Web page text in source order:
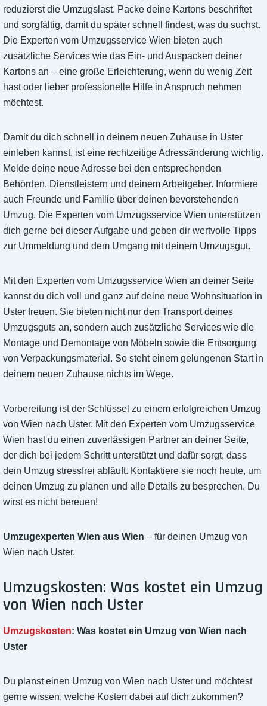
reduzierst die Umzugslast. Packe deine Kartons beschriftet
und sorgfältig, damit du später schnell findest, was du suchst.
Die Experten vom Umzugsservice Wien bieten auch
zusätzliche Services wie das Ein- und Auspacken deiner
Kartons an – eine große Erleichterung, wenn du wenig Zeit
hast oder lieber professionelle Hilfe in Anspruch nehmen
möchtest.
Damit du dich schnell in deinem neuen Zuhause in Uster
einleben kannst, ist eine rechtzeitige Adressänderung wichtig.
Melde deine neue Adresse bei den entsprechenden
Behörden, Dienstleistern und deinem Arbeitgeber. Informiere
auch Freunde und Familie über deinen bevorstehenden
Umzug. Die Experten vom Umzugsservice Wien unterstützen
dich gerne bei dieser Aufgabe und geben dir wertvolle Tipps
zur Ummeldung und dem Umgang mit deinem Umzugsgut.
Mit den Experten vom Umzugsservice Wien an deiner Seite
kannst du dich voll und ganz auf deine neue Wohnsituation in
Uster freuen. Sie bieten nicht nur den Transport deines
Umzugsguts an, sondern auch zusätzliche Services wie die
Montage und Demontage von Möbeln sowie die Entsorgung
von Verpackungsmaterial. So steht einem gelungenen Start in
deinem neuen Zuhause nichts im Wege.
Vorbereitung ist der Schlüssel zu einem erfolgreichen Umzug
von Wien nach Uster. Mit den Experten vom Umzugsservice
Wien hast du einen zuverlässigen Partner an deiner Seite,
der dich bei jedem Schritt unterstützt und dafür sorgt, dass
dein Umzug stressfrei abläuft. Kontaktiere sie noch heute, um
deinen Umzug zu planen und alle Details zu besprechen. Du
wirst es nicht bereuen!
Umzugexperten Wien aus Wien – für deinen Umzug von
Wien nach Uster.
Umzugskosten: Was kostet ein Umzug
von Wien nach Uster
Umzugskosten: Was kostet ein Umzug von Wien nach
Uster
Du planst einen Umzug von Wien nach Uster und möchtest
gerne wissen, welche Kosten dabei auf dich zukommen?